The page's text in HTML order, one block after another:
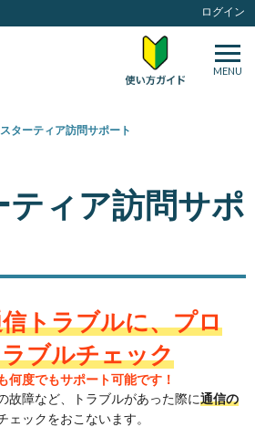
ログイン
MENU
スターティア訪問サポート
ティア訪問サポ
トラブルに、プロ
ブルチェック
何度でもサポート可能です！
故障など、トラブルがあった際に通信の
ェックをおこないます。